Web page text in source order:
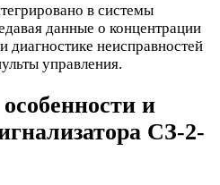
в системы
данные о концентрации
диагностике неисправностей
управления.
и
СЗ-2-